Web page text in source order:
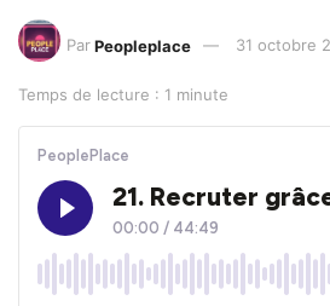
Par Peopleplace 31 octobre
Temps de lecture : 1 minute